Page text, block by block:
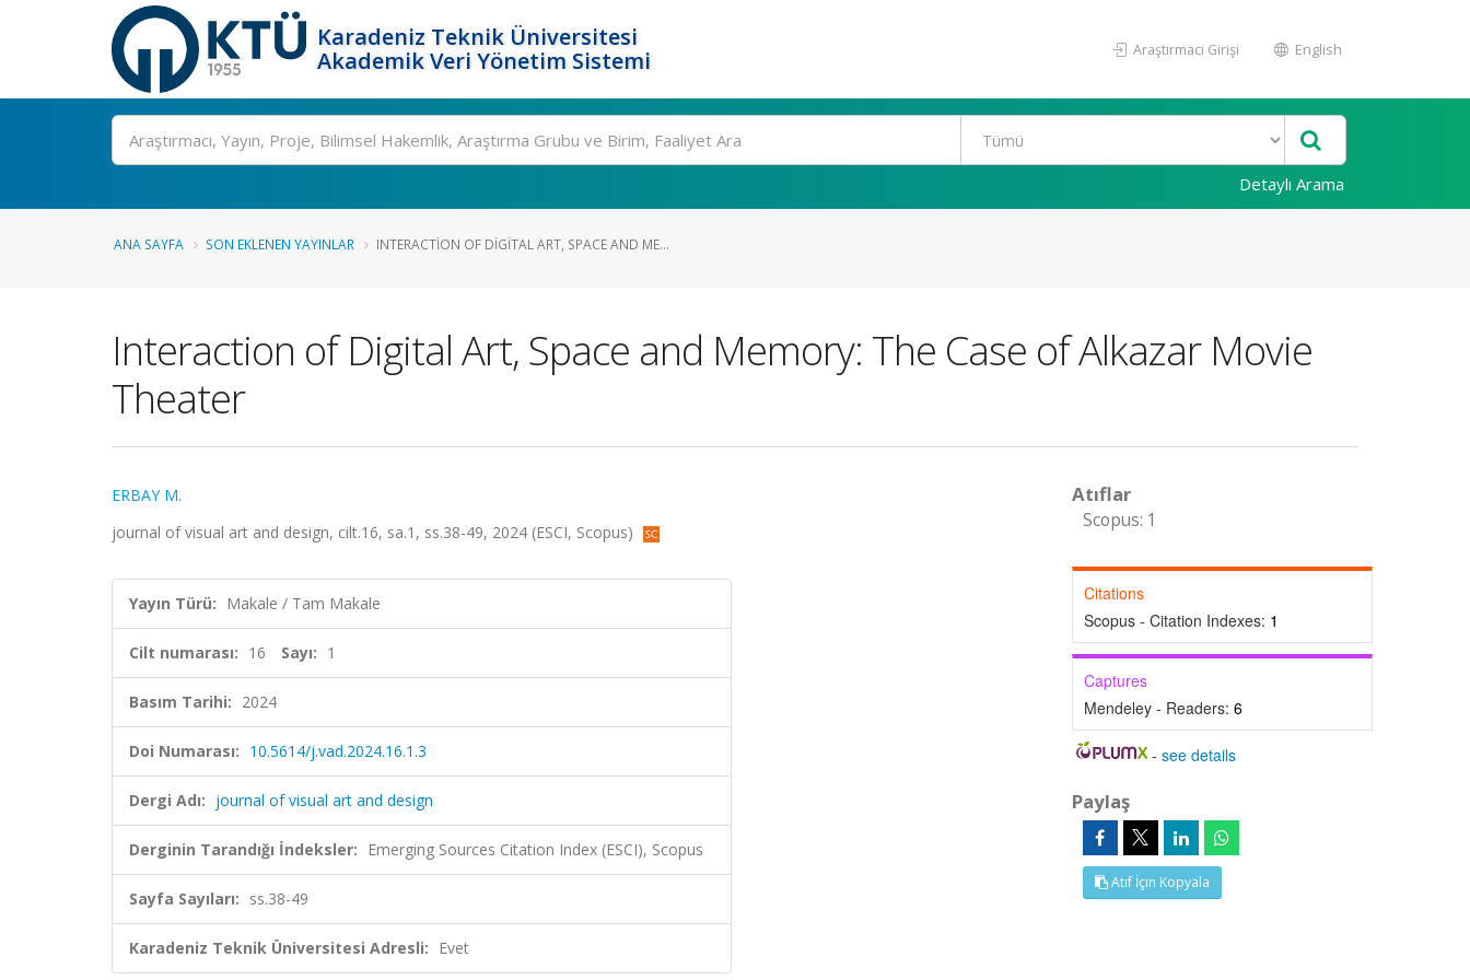
Karadeniz Teknik Üniversitesi
Akademik Veri Yönetim Sistemi
Araştırmacı Girişi English
Ara
Detaylı Arama
ANA SAYFA SON EKLENEN YAYINLAR INTERACTION OF DIGITAL ART, SPACE AND ME...
Interaction of Digital Art, Space and Memory: The Case of Alkazar Movie
Theater
ERBAY M.
journal of visual art and design, cilt.16, sa.1, ss.38-49, 2024 (ESCI, Scopus)
Yayın Türü: Makale / Tam Makale
Cilt numarası: 16 Sayı: 1
Basım Tarihi: 2024
Doi Numarası: 10.5614/j.vad.2024.16.1.3
Dergi Adı: journal of visual art and design
Derginin Tarandığı İndeksler: Emerging Sources Citation Index (ESCI), Scopus
Sayfa Sayıları: ss.38-49
Karadeniz Teknik Üniversitesi Adresli: Evet
Atıflar
Scopus: 1
Citations
Scopus - Citation Indexes: 1
Captures
Mendeley - Readers: 6
-see details
Paylaş
Atıf İçin Kopyala